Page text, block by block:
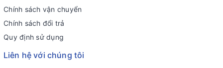
Chính sách vận chuyển
Chính sách đổi trả
Quy định sử dụng
Liên hệ với chúng tôi